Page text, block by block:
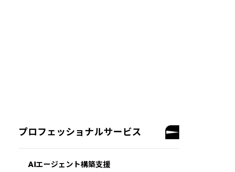
プロフェッショナルサービス
AIエージェント構築支援